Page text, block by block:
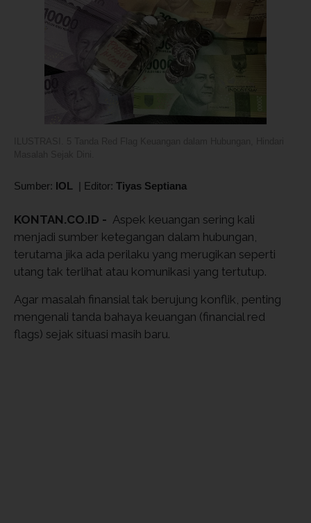
Sumber: IOL | Editor: Tiyas Septiana
KONTAN.CO.ID - Aspek keuangan sering kali
menjadi sumber ketegangan dalam hubungan,
terutama jika ada perilaku yang merugikan seperti
utang tak terlihat atau komunikasi yang tertutup.
Agar masalah finansial tak berujung konflik, penting
mengenali tanda bahaya keuangan (financial red
flags) sejak situasi masih baru.